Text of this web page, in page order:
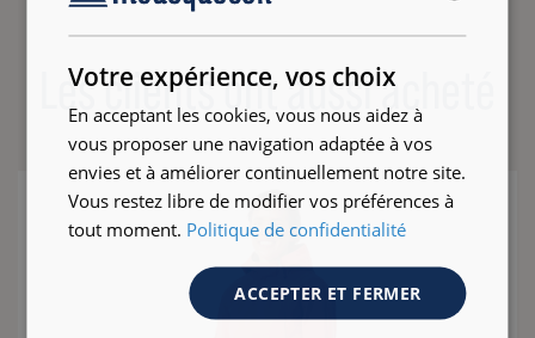
Les clients ont aussi acheté
Votre expérience, vos choix
En acceptant les cookies, vous nous aidez à
vous proposer une navigation adaptée à vos
envies et à améliorer continuellement notre site.
Vous restez libre de modifier vos préférences à
tout moment. Politique de confidentialité
ACCEPTER ET FERMER